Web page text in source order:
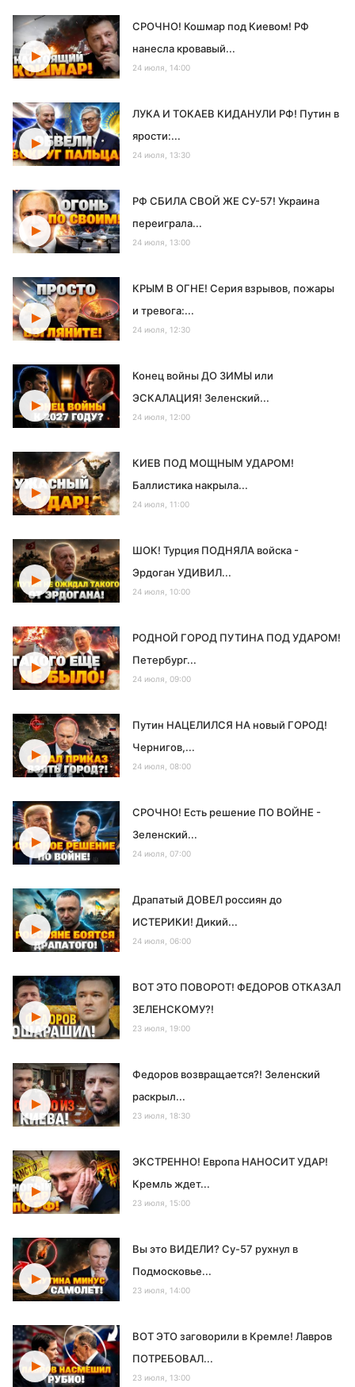
СРОЧНО! Кошмар под Киевом! РФ
нанесла кровавый...
24 июля, 14:00
ЛУКА И ТОКАЕВ КИДАНУЛИ РФ! Путин в
ярости:...
24 июля, 13:30
РФ СБИЛА СВОЙ ЖЕ СУ-57! Украина
переиграла...
24 июля, 13:00
КРЫМ В ОГНЕ! Серия взрывов, пожары
и тревога:...
24 июля, 12:30
Конец войны ДО ЗИМЫ или
ЭСКАЛАЦИЯ! Зеленский...
24 июля, 12:00
КИЕВ ПОД МОЩНЫМ УДАРОМ!
Баллистика накрыла...
24 июля, 11:00
ШОК! Турция ПОДНЯЛА войска -
Эрдоган УДИВИЛ...
24 июля, 10:00
РОДНОЙ ГОРОД ПУТИНА ПОД УДАРОМ!
Петербург...
24 июля, 09:00
Путин НАЦЕЛИЛСЯ НА новый ГОРОД!
Чернигов,...
24 июля, 08:00
СРОЧНО! Есть решение ПО ВОЙНЕ -
Зеленский...
24 июля, 07:00
Драпатый ДОВЕЛ россиян до
ИСТЕРИКИ! Дикий...
24 июля, 06:00
ВОТ ЭТО ПОВОРОТ! ФЕДОРОВ ОТКАЗАЛ
ЗЕЛЕНСКОМУ?!
23 июля, 19:00
Федоров возвращается?! Зеленский
раскрыл...
23 июля, 18:30
ЭКСТРЕННО! Европа НАНОСИТ УДАР!
Кремль ждет...
23 июля, 15:00
Вы это ВИДЕЛИ? Су-57 рухнул в
Подмосковье...
23 июля, 14:00
ВОТ ЭТО заговорили в Кремле! Лавров
ПОТРЕБОВАЛ...
23 июля, 13:00